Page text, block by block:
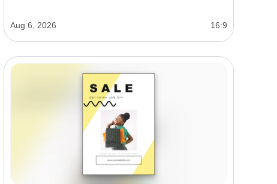
Aug 6, 2026 16:9